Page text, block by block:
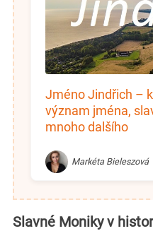
Jméno Jindřich –
význam jména,
mnoho dalšího
Markéta Bieleszová
Slavné Moniky v